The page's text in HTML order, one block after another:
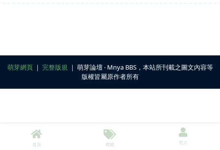
萌芽網頁｜ 完整版規 ｜ 萌芽論壇 ‧ Mnya BBS，本站所刊載之圖文內容等
版權皆屬原作者所有
首頁 標籤 登入